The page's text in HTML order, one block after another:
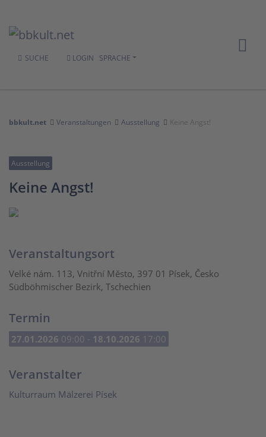
SUCHE LOGIN SPRACHE
bbkult.net Veranstaltungen Ausstellung Keine Angst!
Ausstellung
Keine Angst!
Veranstaltungsort
Velké nám. 113, Vnitřní Město, 397 01 Písek, Česko
Südböhmischer Bezirk, Tschechien
Termin
27.01.2026 09:00 - 18.10.2026 17:00
Veranstalter
Kulturraum Mälzerei Písek